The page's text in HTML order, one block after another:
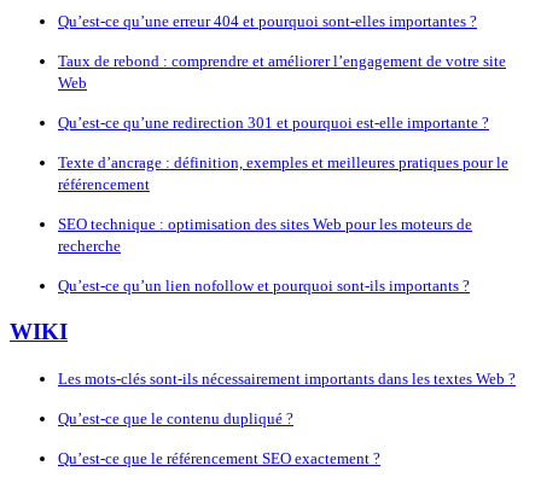
Qu’est-ce qu’une erreur 404 et pourquoi sont-elles importantes ?
Taux de rebond : comprendre et améliorer l’engagement de votre site
Web
Qu’est-ce qu’une redirection 301 et pourquoi est-elle importante ?
Texte d’ancrage : définition, exemples et meilleures pratiques pour le
référencement
SEO technique : optimisation des sites Web pour les moteurs de
recherche
Qu’est-ce qu’un lien nofollow et pourquoi sont-ils importants ?
WIKI
Les mots-clés sont-ils nécessairement importants dans les textes Web ?
Qu’est-ce que le contenu dupliqué ?
Qu’est-ce que le référencement SEO exactement ?